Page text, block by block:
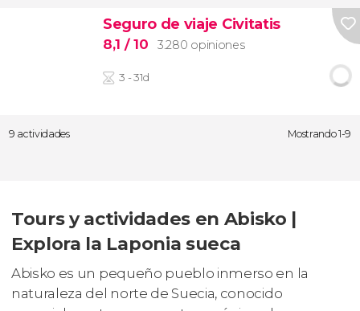
Seguro de viaje Civitatis
8,1 / 10 3.280 opiniones
3 - 31d
9 actividades Mostrando 1-9
Tours y actividades en Abisko |
Explora la Laponia sueca
Abisko es un pequeño pueblo inmerso en la
naturaleza del norte de Suecia, conocido